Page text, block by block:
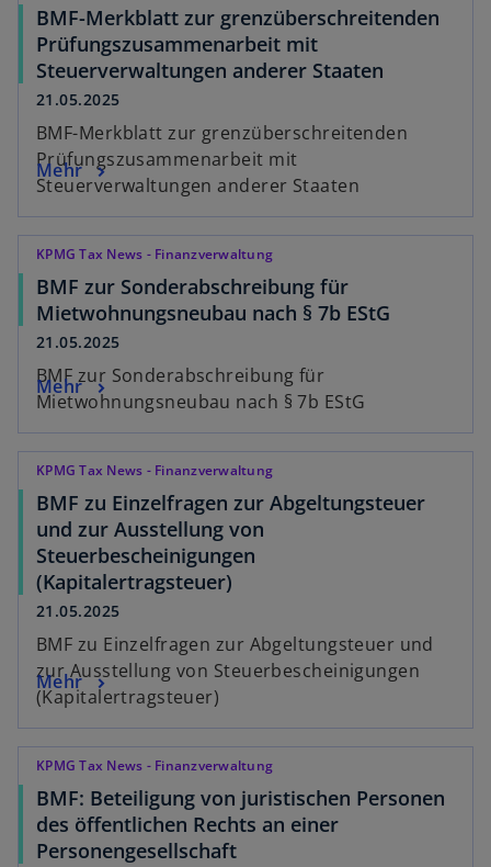
BMF-Merkblatt zur grenzüberschreitenden
Prüfungszusammenarbeit mit
Steuerverwaltungen anderer Staaten
21.05.2025
BMF-Merkblatt zur grenzüberschreitenden
Prüfungszusammenarbeit mit
Steuerverwaltungen anderer Staaten
Mehr
KPMG Tax News - Finanzverwaltung
BMF zur Sonderabschreibung für
Mietwohnungsneubau nach § 7b EStG
21.05.2025
BMF zur Sonderabschreibung für
Mietwohnungsneubau nach § 7b EStG
Mehr
KPMG Tax News - Finanzverwaltung
BMF zu Einzelfragen zur Abgeltungsteuer
und zur Ausstellung von
Steuerbescheinigungen
(Kapitalertragsteuer)
21.05.2025
BMF zu Einzelfragen zur Abgeltungsteuer und
zur Ausstellung von Steuerbescheinigungen
(Kapitalertragsteuer)
Mehr
KPMG Tax News - Finanzverwaltung
BMF: Beteiligung von juristischen Personen
des öffentlichen Rechts an einer
Personengesellschaft